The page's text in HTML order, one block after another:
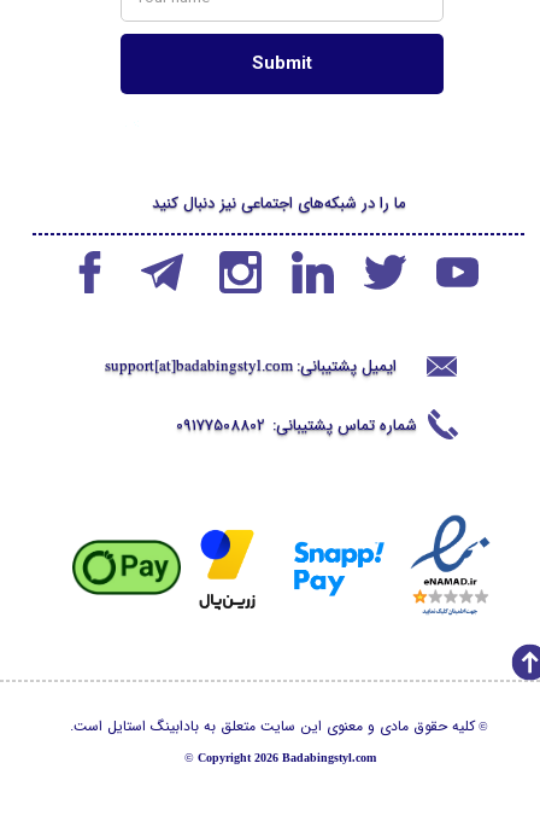
©کلیه حقوق مادی و معنوی این سایت متعلق به بادابینگ استایل است.
© Copyright 2026 Badabingstyl.com
ایمیل پشتیبانی: support[at]badabingstyl .com
شماره تماس پشتیبانی: 09177508802
ما را در شبکه‌های اجتماعی نیز دنبال کنید